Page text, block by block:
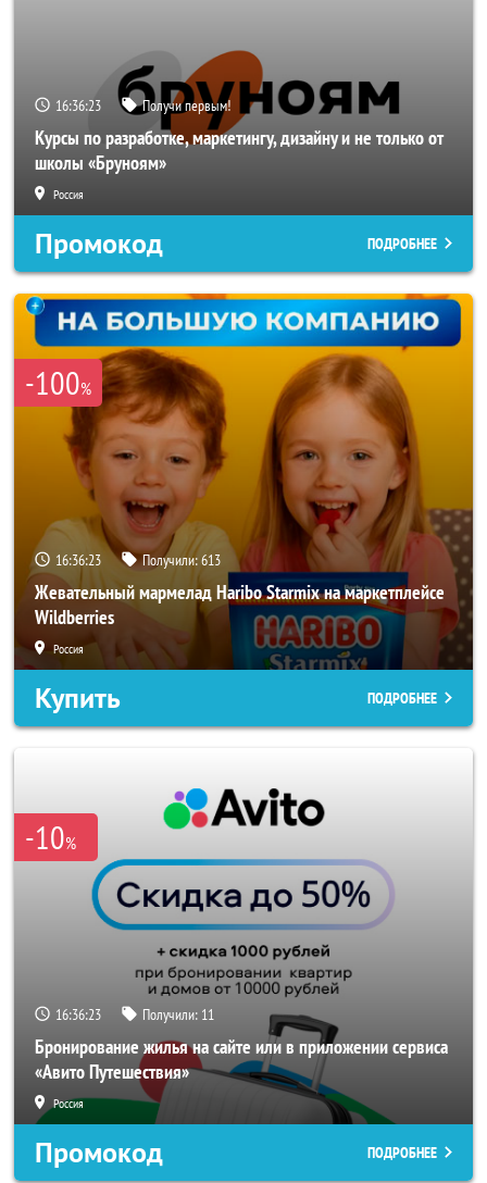
16:36:20 Получи первым!
Курсы по разработке, маркетингу, дизайну и не только от
школы «Бруноям»
Россия
Промокод ПОДРОБНЕЕ
-100%
16:36:20 Получили:613
Жевательный мармелад Haribo Starmix на маркетплейсе
Wildberries
Россия
Купить ПОДРОБНЕЕ
-10%
16:36:20 Получили: 11
Бронирование жилья на сайте или в приложении сервиса
«Авито Путешествия»
Россия
Промокод ПОДРОБНЕЕ